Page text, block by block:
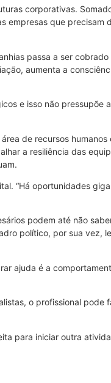
corporativas.
empresas que precisam
passa a ser
aumenta a
e isso não pressupõe
de recursos humanos
a resiliência das
“Há oportunidades
podem até não
político, por sua vez,
ajuda é a
o profissional
para iniciar outra